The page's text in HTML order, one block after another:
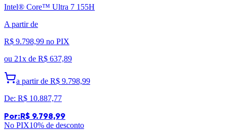
Intel® Core™ Ultra 7 155H
A partir de
R$ 9.798,99 no PIX
ou 21x de R$ 637,89
a partir de R$ 9.798,99
De: R$ 10.887,77
Por:R$ 9.798,99
No PIX10% de desconto